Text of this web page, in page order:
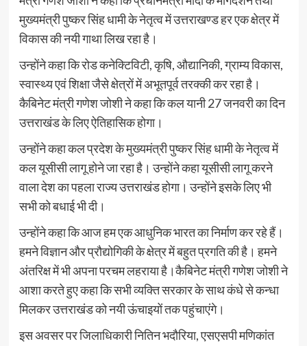
मुख्यमंत्री पुष्कर सिंह धामी के नेतृत्व में उत्तराखण्ड हर एक क्षेत्र में
विकास की नयी गाथा लिख रहा है।
उन्होंने कहा कि रोड कनेक्टिविटी, कृषि, औद्यानिकी, ग्राम्य विकास,
स्वास्थ्य एवं शिक्षा जैसे क्षेत्रों में अभूतपूर्व तरक्की कर रहा है।
कैबिनेट मंत्री गणेश जोशी ने कहा कि कल यानी 27 जनवरी का दिन
उत्तराखंड के लिए ऐतिहासिक होगा।
उन्होंने कहा कल प्रदेश के मुख्यमंत्री पुष्कर सिंह धामी के नेतृत्व में
कल यूसीसी लागू होने जा रहा है। उन्होंने कहा यूसीसी लागू करने
वाला देश का पहला राज्य उत्तराखंड होगा। उन्होंने इसके लिए भी
सभी को बधाई भी दी।
उन्होंने कहा कि आज हम एक आधुनिक भारत का निर्माण कर रहे हैं।
हमने विज्ञान और प्रौद्योगिकी के क्षेत्र में बहुत प्रगति की है। हमने
अंतरिक्ष में भी अपना परचम लहराया है।कैबिनेट मंत्री गणेश जोशी ने
आशा करते हुए कहा कि सभी व्यक्ति सरकार के साथ कंधे से कन्धा
मिलकर उत्तराखंड को नयी ऊंचाइयों तक पहुंचाएंगे।
इस अवसर पर जिलाधिकारी नितिन भदौरिया, एसएसपी मणिकांत